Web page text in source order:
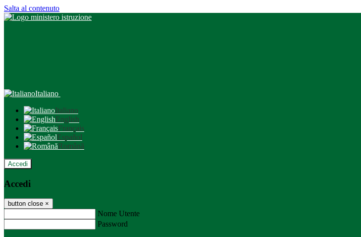
Salta al contenuto
Italiano
Italiano
English
Français
Español
Română
Accedi
Accedi
button close ×
Nome Utente
Password